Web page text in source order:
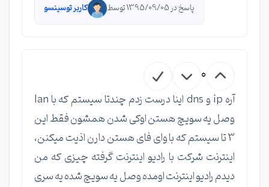
پاسخ در 1395/09/05 توسط کاربر توسینسو
0
آره ip و dns اینا درست زدم چندتا سیستم که با lan
وصل یه سویچ هستن اوکی شدن همشون فقط این
3 تا سیستم که با وای فای هستن دارن اذیت میکنن،
اینترنت شرکت با رادیو اینترنت گرفته چیزی که من
دیدم رادیو اینترنت اومده وصل یه سویچ شده یه سری